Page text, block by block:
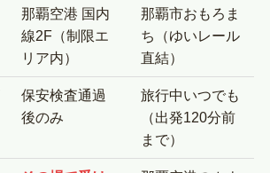
那覇空港 国内
線2F（制限エ
リア内）
那覇市おもろま
ち（ゆいレール
直結）
保安検査通過
後のみ
旅行中いつでも
（出発120分前
まで）